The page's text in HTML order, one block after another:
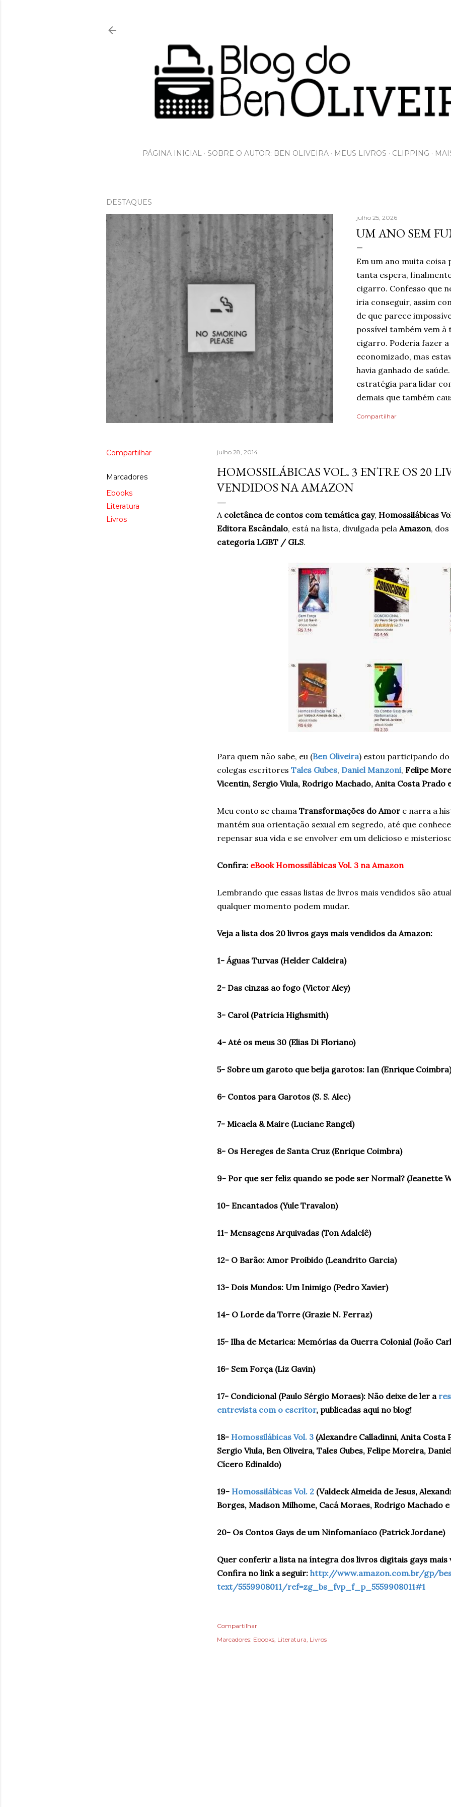
PÁGINA INICIAL SOBRE O AUTOR: BEN OLIVEIRA MEUS LIVROS CLIPPING
DESTAQUES
julho 25, 2026
UM ANO SEM
Em um ano muita coisa
tanta espera,
cigarro. Confesso que
iria conseguir, assim
de que parece
possível também vem
cigarro. Poderia fazer
economizado, mas
havia ganhado de
estratégia para lidar
demais que também
mentindo se dissesse
aprendera que o
contrário, que criava
escritor, formado em
Compartilhar
Compartilhar
Marcadores
Ebooks
Literatura
Livros
julho 28, 2014
HOMOSSILÁBICAS VOL. 3 ENTRE OS 20
VENDIDOS NA AMAZON
A coletânea de contos com temática gay, Homossilábicas
Editora Escândalo, está na lista, divulgada pela Amazon, dos
categoria LGBT / GLS.
Para quem não sabe, eu (Ben Oliveira) estou participando
colegas escritores Tales Gubes, Daniel Manzoni, Felipe
Vicentin, Sergio Viula, Rodrigo Machado, Anita Costa Prado
Meu conto se chama Transformações do Amor e narra a
mantém sua orientação sexual em segredo, até que
repensar sua vida e se envolver em um delicioso e
Confira: eBook Homossilábicas Vol. 3 na Amazon
Lembrando que essas listas de livros mais vendidos são
qualquer momento podem mudar.
Veja a lista dos 20 livros gays mais vendidos da Amazon:
1- Águas Turvas (Helder Caldeira)
2- Das cinzas ao fogo (Victor Aley)
3- Carol (Patrícia Highsmith)
4- Até os meus 30 (Elias Di Floriano)
5- Sobre um garoto que beija garotos: Ian (Enrique Coimbra)
6- Contos para Garotos (S. S. Alec)
7- Micaela & Maire (Luciane Rangel)
8- Os Hereges de Santa Cruz (Enrique Coimbra)
9- Por que ser feliz quando se pode ser Normal? (Jeanette
10- Encantados (Yule Travalon)
11- Mensagens Arquivadas (Ton Adalclê)
12- O Barão: Amor Proibido (Leandrito Garcia)
13- Dois Mundos: Um Inimigo (Pedro Xavier)
14- O Lorde da Torre (Grazie N. Ferraz)
15- Ilha de Metarica: Memórias da Guerra Colonial (João
16- Sem Força (Liz Gavin)
17- Condicional (Paulo Sérgio Moraes): Não deixe de ler a
entrevista com o escritor, publicadas aqui no blog!
18- Homossilábicas Vol. 3 (Alexandre Calladinni, Anita Costa
Sergio Viula, Ben Oliveira, Tales Gubes, Felipe Moreira,
Cícero Edinaldo)
19- Homossilábicas Vol. 2 (Valdeck Almeida de Jesus,
Borges, Madson Milhome, Cacá Moraes, Rodrigo Machado e
20- Os Contos Gays de um Ninfomaníaco (Patrick Jordane)
Quer conferir a lista na íntegra dos livros digitais gays mais
Confira no link a seguir: http://www.amazon.com.br/gp/
text/5559908011/ref=zg_bs_fvp_f_p_5559908011#1
Compartilhar
Marcadores: Ebooks Literatura Livros